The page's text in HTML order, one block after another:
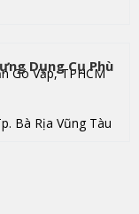
Dụng Cụ Phù
Gò Vấp, TPHCM
Bà Rịa Vũng Tàu